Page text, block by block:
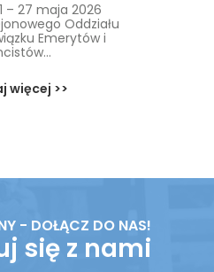
– 27 maja 2026
Oddziału
Emerytów i
więcej >>
- DOŁĄCZ DO NAS!
się z nami